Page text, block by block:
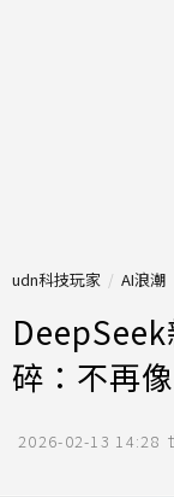
udn科技玩家 AI浪潮
碎：不再
2026-02-13 14:28